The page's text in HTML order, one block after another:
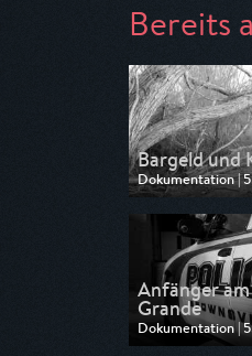
Bereits
Bargeld und
Dokumentation |
Ausgestrahlt von
am 20.10.2025,
Anfänger
Grande
Dokumentation |
Ausgestrahlt von